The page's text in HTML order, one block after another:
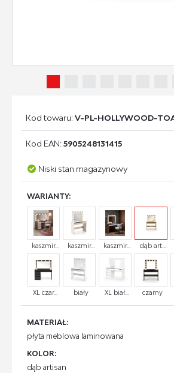
Kod towaru:V-PL-HOLLYWOOD-
Kod EAN:5905248131415
Niski stan magazynowy
WARIANTY:
kaszmir... kaszmir... kaszmir... dąb art...
XL czar... biały XL biał... czarny
MATERIAŁ:
płyta meblowa laminowana
KOLOR:
dąb artisan